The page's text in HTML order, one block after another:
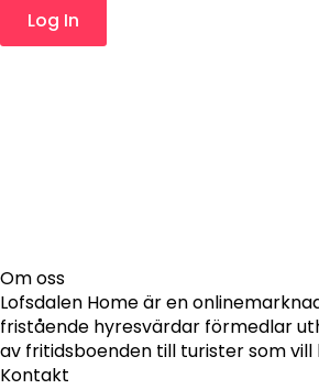
Log In
Om oss
Lofsdalen Home är en
fristående hyresvärdar förmedlar
av fritidsboenden till turister som vill
Kontakt